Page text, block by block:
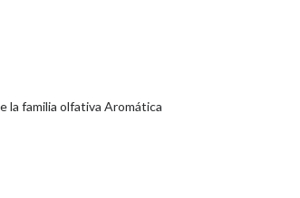
la familia olfativa Aromática